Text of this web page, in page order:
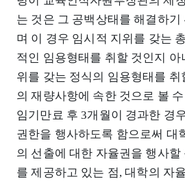
는 것은 그 공백상태를 해결하기
며 이 경우 임시적 지위를 갖는
적인 임용형태를 취할 것인지 아
위를 갖는 정식의 임용형태를
의 재량사항에 속한 것으로 볼
임기만료 후 3개월이 경과한 경
권한을 행사하도록 함으로써 대
의 선출에 대한 자율권을 행사할
를 제공하고 있는 점, 대학의 자